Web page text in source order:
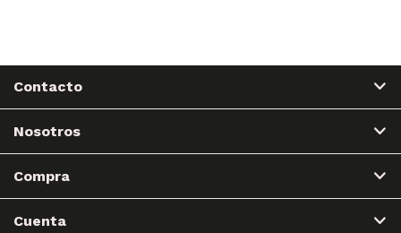
Contacto
Nosotros
Compra
Cuenta